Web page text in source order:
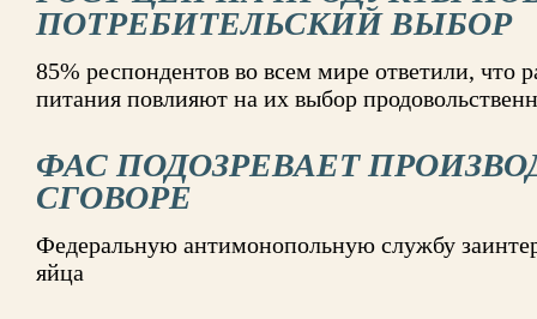
ПОТРЕБИТЕЛЬСКИЙ ВЫБОР
85% респондентов во всем мире ответили, что
питания повлияют на их выбор
ФАС ПОДОЗРЕВАЕТ
СГОВОРЕ
Федеральную антимонопольную службу
яйца